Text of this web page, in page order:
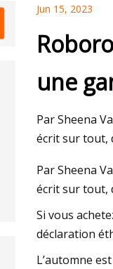
May 28, 2023
Besoin d'un
Jun 15, 2023
une
Par Sheena
écrit sur tout,
Par Sheena
écrit sur tout,
Si vous
déclaration
L’automne